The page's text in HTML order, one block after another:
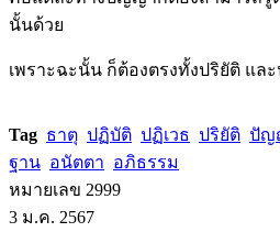
นั้นด้วย
เพราะฉะนั้น ก็ต้องตรงทั้งปริยัติ แล
Tag ธาตุ ปฏิบัติ ปฏิเวธ ปริยัติ ปัญ
ฐาน อนัตตา อภิธรรม
หมายเลข 2999
3 ม.ค. 2567